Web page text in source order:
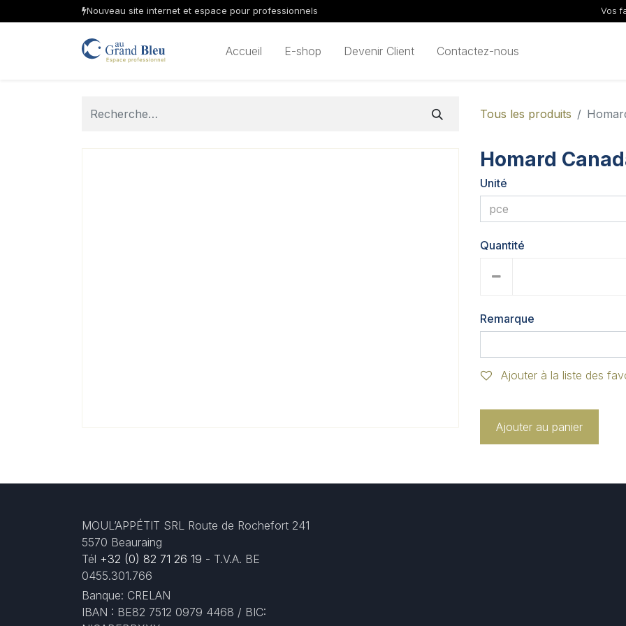
Nouveau site internet et espace pour professionnels Vos
Accueil E-shop Devenir Client Contactez-nous
Tous les produits
Homard
Unité
Quantité
Remarque
Ajouter à la liste des
Ajouter au panier
MOUL’APPÉTIT SRL Route de Rochefort 241
5570 Beauraing
Tél +32 (0) 82 71 26 19 - T.V.A. BE
0455.301.766
Banque: CRELAN
IBAN : BE82 7512 0979 4468 / BIC: